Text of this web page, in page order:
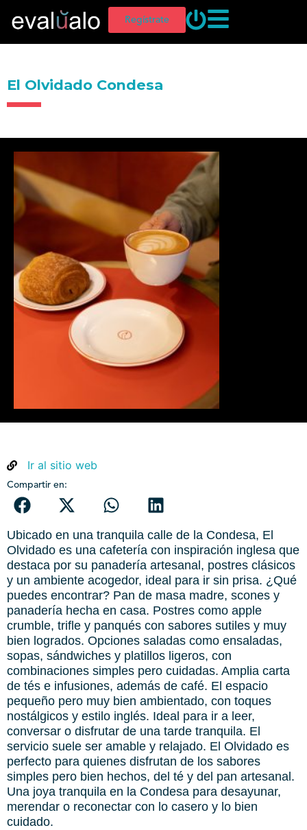
Regístrate
El Olvidado Condesa
Ir al sitio web
Compartir en:
Ubicado en una tranquila calle de la Condesa, El
Olvidado es una cafetería con inspiración inglesa que
destaca por su panadería artesanal, postres clásicos
y un ambiente acogedor, ideal para ir sin prisa. ¿Qué
puedes encontrar? Pan de masa madre, scones y
panadería hecha en casa. Postres como apple
crumble, trifle y panqués con sabores sutiles y muy
bien logrados. Opciones saladas como ensaladas,
sopas, sándwiches y platillos ligeros, con
combinaciones simples pero cuidadas. Amplia carta
de tés e infusiones, además de café. El espacio
pequeño pero muy bien ambientado, con toques
nostálgicos y estilo inglés. Ideal para ir a leer,
conversar o disfrutar de una tarde tranquila. El
servicio suele ser amable y relajado. El Olvidado es
perfecto para quienes disfrutan de los sabores
simples pero bien hechos, del té y del pan artesanal.
Una joya tranquila en la Condesa para desayunar,
merendar o reconectar con lo casero y lo bien
cuidado.